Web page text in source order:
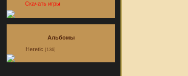
Скачать игры
Альбомы
Heretic [136]